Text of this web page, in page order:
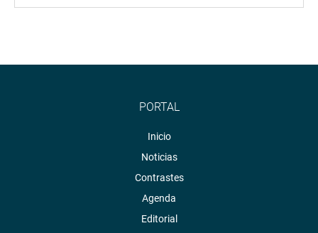
PORTAL
Inicio
Noticias
Contrastes
Agenda
Editorial